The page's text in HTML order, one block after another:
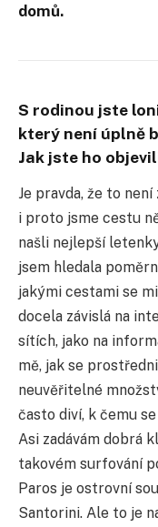
domů.
S rodinou jste
který není úplně
Jak jste ho
Je pravda, že to
i proto jsme cestu
našli nejlepší
jsem hledala
jakými cestami se
docela závislá na
sítích, jako na
mě, jak se
neuvěřitelné
často diví, k čemu
Asi zadávám dobrá
takovém surfování
Paros je ostrovní
Santorini. Ale to je